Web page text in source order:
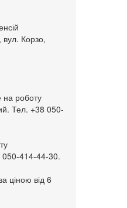
Корзо,
на роботу
Тел. +38 050-
050-414-44-30.
ціною від 6